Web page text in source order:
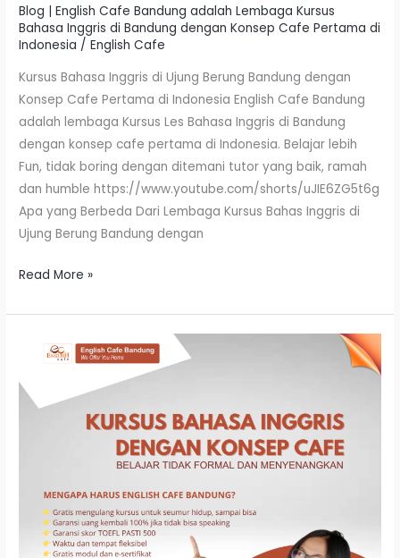
Blog | English Cafe Bandung adalah Lembaga Kursus
Bahasa Inggris di Bandung dengan Konsep Cafe Pertama di
Indonesia /English Cafe
Kursus Bahasa Inggris di Ujung Berung Bandung dengan
Konsep Cafe Pertama di Indonesia English Cafe Bandung
adalah lembaga Kursus Les Bahasa Inggris di Bandung
dengan konsep cafe pertama di Indonesia. Belajar lebih
Fun, tidak boring dengan ditemani tutor yang baik, ramah
dan humble https://www.youtube.com/shorts/uJIE6ZG5t6g
Apa yang Berbeda Dari Lembaga Kursus Bahas Inggris di
Ujung Berung Bandung dengan
Read More »
Kursus
Bahasa
Inggris